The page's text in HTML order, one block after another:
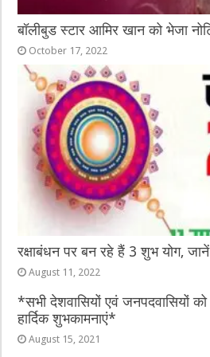
बॉलीबुड स्टार आमिर खान को भेजा
October 17, 2022
रक्षाबंधन पर बन रहे हैं 3 शुभ योग,
August 11, 2022
*सभी देशवासियों एवं जनपदवासियों
हार्दिक शुभकामनाएं*
August 15, 2021